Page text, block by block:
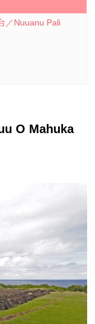
／Nuuanu Pali
O Mahuka